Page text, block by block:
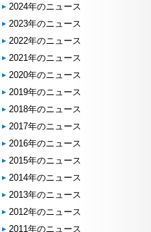
2024年のニュース
2023年のニュース
2022年のニュース
2021年のニュース
2020年のニュース
2019年のニュース
2018年のニュース
2017年のニュース
2016年のニュース
2015年のニュース
2014年のニュース
2013年のニュース
2012年のニュース
2011年のニュース